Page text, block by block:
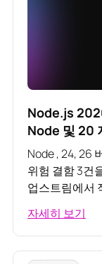
Node.js
Node 및 20
Node , 24, 26
위험 결함 3건
업스트림에서
월 한 달 동안
를 기록했습니
자세히 보기